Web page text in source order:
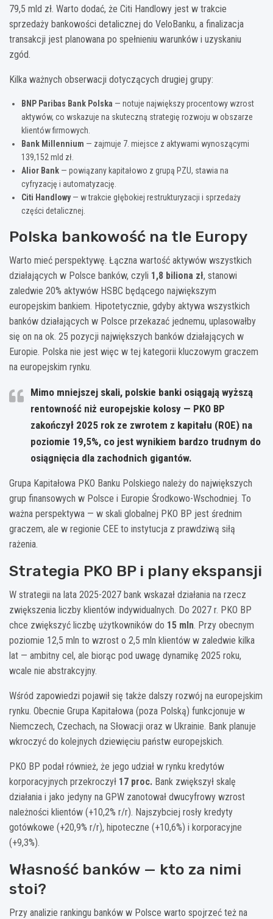
79,5 mld zł. Warto dodać, że Citi Handlowy jest w trakcie
sprzedaży bankowości detalicznej do VeloBanku, a finalizacja
transakcji jest planowana po spełnieniu warunków i uzyskaniu
zgód.
Kilka ważnych obserwacji dotyczących drugiej grupy:
BNP Paribas Bank Polska — notuje największy procentowy wzrost
aktywów, co wskazuje na skuteczną strategię rozwoju w obszarze
klientów firmowych.
Bank Millennium — zajmuje 7. miejsce z aktywami wynoszącymi
139,152 mld zł.
Alior Bank — powiązany kapitałowo z grupą PZU, stawia na
cyfryzację i automatyzację.
Citi Handlowy— w trakcie głębokiej restrukturyzacji i sprzedaży
części detalicznej.
Polska bankowość na tle Europy
Warto mieć perspektywę. Łączna wartość aktywów wszystkich
działających w Polsce banków, czyli 1,8 biliona zł, stanowi
zaledwie 20% aktywów HSBC będącego największym
europejskim bankiem. Hipotetycznie, gdyby aktywa wszystkich
banków działających w Polsce przekazać jednemu, uplasowałby
się on na ok. 25 pozycji największych banków działających w
Europie. Polska nie jest więc w tej kategorii kluczowym graczem
na europejskim rynku.
Mimo mniejszej skali, polskie banki osiągają wyższą
rentowność niż europejskie kolosy — PKO BP
zakończył 2025 rok ze zwrotem z kapitału (ROE) na
poziomie 19,5%, co jest wynikiem bardzo trudnym do
osiągnięcia dla zachodnich gigantów.
Grupa Kapitałowa PKO Banku Polskiego należy do największych
grup finansowych w Polsce i Europie Środkowo-Wschodniej. To
ważna perspektywa — w skali globalnej PKO BP jest średnim
graczem, ale w regionie CEE to instytucja z prawdziwą siłą
rażenia.
Strategia PKO BP i plany ekspansji
W strategii na lata 2025-2027 bank wskazał działania na rzecz
zwiększenia liczby klientów indywidualnych. Do 2027 r. PKO BP
chce zwiększyć liczbę użytkowników do 15 mln. Przy obecnym
poziomie 12,5 mln to wzrost o 2,5 mln klientów w zaledwie kilka
lat — ambitny cel, ale biorąc pod uwagę dynamikę 2025 roku,
wcale nie abstrakcyjny.
Wśród zapowiedzi pojawił się także dalszy rozwój na europejskim
rynku. Obecnie Grupa Kapitałowa (poza Polską) funkcjonuje w
Niemczech, Czechach, na Słowacji oraz w Ukrainie. Bank planuje
wkroczyć do kolejnych dziewięciu państw europejskich.
PKO BP podał również, że jego udział w rynku kredytów
korporacyjnych przekroczył 17 proc. Bank zwiększył skalę
działania i jako jedyny na GPW zanotował dwucyfrowy wzrost
należności klientów (+10,2% r/r). Najszybciej rosły kredyty
gotówkowe (+20,9% r/r), hipoteczne (+10,6%) i korporacyjne
(+9,3%).
Własność banków — kto za nimi
stoi?
Przy analizie rankingu banków w Polsce warto spojrzeć też na